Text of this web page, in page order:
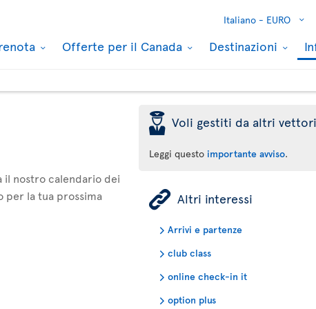
Italiano - EURO
Offerte per il Canada Destinazioni
il nostro calendario dei
la tua prossima
þ Voli gestiti da altri vettori
Leggi questo importante avviso.
ÿ Altri interessi
Arrivi e partenze
club class
online check-in it
option plus